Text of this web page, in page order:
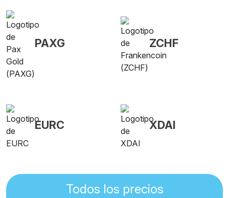
PAXG ZCHF
EURC XDAI
Todos los precios